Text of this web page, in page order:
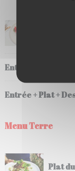
Entrée+ Plat OU
Entrée + Plat +
Menu Terre
Plat